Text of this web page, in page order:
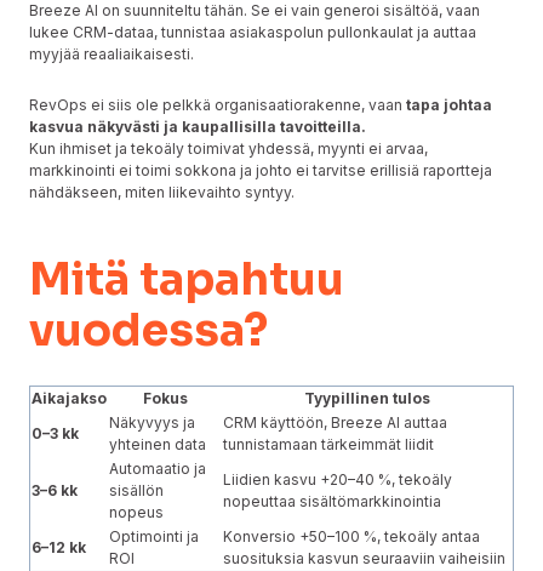
Breeze AI on suunniteltu tähän. Se ei vain generoi sisältöä, vaan
lukee CRM-dataa, tunnistaa asiakaspolun pullonkaulat ja auttaa
myyjää reaaliaikaisesti.
RevOps ei siis ole pelkkä organisaatiorakenne, vaan tapa johtaa
kasvua näkyvästi ja kaupallisilla tavoitteilla.
Kun ihmiset ja tekoäly toimivat yhdessä, myynti ei arvaa,
markkinointi ei toimi sokkona ja johto ei tarvitse erillisiä raportteja
nähdäkseen, miten liikevaihto syntyy.
Mitä tapahtuu
vuodessa?
Aikajakso Fokus
Tyypillinen tulos
0–3 kk
Näkyvyys ja
yhteinen data
CRM käyttöön, Breeze AI auttaa
tunnistamaan tärkeimmät liidit
3–6 kk
Automaatio ja
sisällön
nopeus
Liidien kasvu +20–40 %, tekoäly
nopeuttaa sisältömarkkinointia
6–12 kk
Optimointi ja
ROI
Konversio +50–100 %, tekoäly antaa
suosituksia kasvun seuraaviin vaiheisiin